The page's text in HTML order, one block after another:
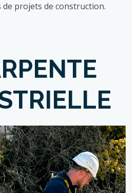
projets de construction.